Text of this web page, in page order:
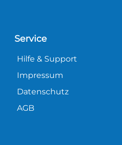
Service
Hilfe & Support
Impressum
Datenschutz
AGB